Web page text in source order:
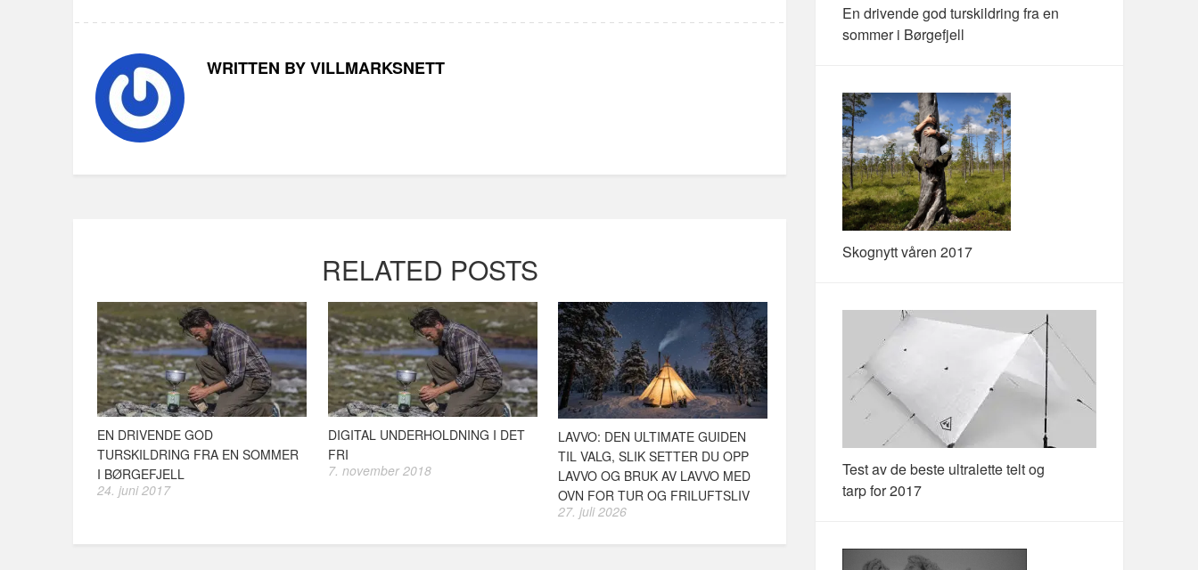
WRITTEN BY VILLMARKSNETT
RELATED POSTS
EN DRIVENDE GOD
TURSKILDRING FRA EN SOMMER
I BØRGEFJELL
24. juni 2017
DIGITAL UNDERHOLDNING I DET
FRI
7. november 2018
LAVVO: DEN ULTIMATE GUIDEN
TIL VALG, SLIK SETTER DU OPP
LAVVO OG BRUK AV LAVVO MED
OVN FOR TUR OG FRILUFTSLIV
27. juli 2026
En drivende god turskildring fra en
sommer i Børgefjell
Skognytt våren 2017
Test av de beste ultralette telt og
tarp for 2017